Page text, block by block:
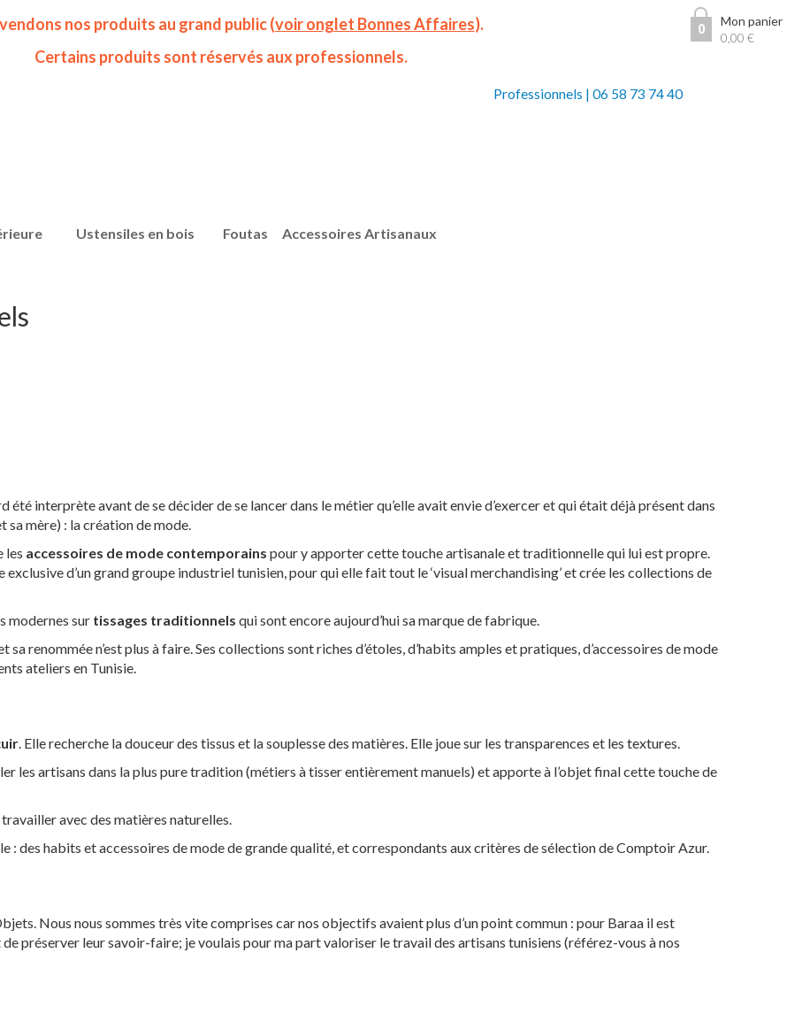
Ustensiles en bois Foutas Accessoires Artisanaux
0
Mon panier
0,00€
nos produits au grand public (voir onglet Bonnes Affaires).
Certains produits sont réservés aux professionnels.
Professionnels | 06 58 73 74 40
été interprète avant de se décider de se lancer dans le métier qu’elle avait envie d’exercer et qui était déjà présent dans
mère) : la création de mode.
les accessoires de mode contemporains pour y apporter cette touche artisanale et traditionnelle qui lui est propre.
d’un grand groupe industriel tunisien, pour qui elle fait tout le ‘visual merchandising’ et crée les collections de
modernes sur tissages traditionnels qui sont encore aujourd’hui sa marque de fabrique.
renommée n’est plus à faire. Ses collections sont riches d’étoles, d’habits amples et pratiques, d’accessoires de mode
ateliers en Tunisie.
. Elle recherche la douceur des tissus et la souplesse des matières. Elle joue sur les transparences et les textures.
les artisans dans la plus pure tradition (métiers à tisser entièrement manuels) et apporte à l’objet final cette touche de
avec des matières naturelles.
: des habits et accessoires de mode de grande qualité, et correspondants aux critères de sélection de Comptoir Azur.
Nous nous sommes très vite comprises car nos objectifs avaient plus d’un point commun : pour Baraa il est
préserver leur savoir-faire; je voulais pour ma part valoriser le travail des artisans tunisiens (référez-vous à nos